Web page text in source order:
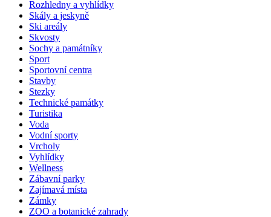
Rozhledny a vyhlídky
Skály a jeskyně
Ski areály
Skvosty
Sochy a památníky
Sport
Sportovní centra
Stavby
Stezky
Technické památky
Turistika
Voda
Vodní sporty
Vrcholy
Vyhlídky
Wellness
Zábavní parky
Zajímavá místa
Zámky
ZOO a botanické zahrady